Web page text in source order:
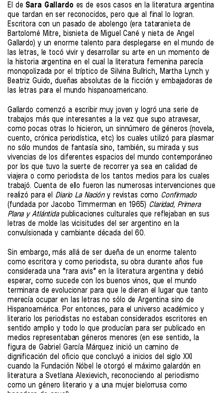
El de Sara Gallardo es de esos casos en la literatura argentina
que tardan en ser reconocidos, pero que al final lo logran.
Escritora con un pasado de abolengo (era tataranieta de
Bartolomé Mitre, bisnieta de Miguel Cané y nieta de Angel
Gallardo) y un enorme talento para desplegarse en el mundo de
las letras, le tocó vivir y desarrollar su arte en un momento de
la historia argentina en el cual la literatura femenina parecía
monopolizada por el tríptico de Silvina Bullrich, Martha Lynch y
Beatriz Guido, dueñas absolutas de la ficción y embajadoras de
las letras para el mundo hispanoamericano.
Gallardo comenzó a escribir muy joven y logró una serie de
trabajos más que interesantes a la vez que supo atravesar,
como pocas otras lo hicieron, un sinnúmero de géneros (novela,
cuento, crónica periodística, etc) los cuales utilizó para plasmar
no sólo mundos de fantasía sino, también, su mirada y sus
vivencias de los diferentes espacios del mundo contemporáneo
por los que tuvo la suerte de recorrer ya sea en calidad de
viajera o como periodista de los tantos medios para los cuales
trabajó. Cuenta de ello fueron las numerosas intervenciones que
realizó para el Diario La Nacióny revistas como Confirmado
(fundada por Jacobo Timmerman en 1965) Claridad, Primera
Plana y Atlántidapublicaciones culturales que reflejaban en sus
letras de molde las vicisitudes del ser argentino en la
convulsionada y cambiante década del 60.
Sin embargo, más allá de ser dueña de un enorme talento
como escritora y como periodista, su obra durante años fue
considerada una “rara avis” en la literatura argentina y debió
esperar, como sucede con los buenos vinos, que el mundo
terminara de evolucionar para que le dieran el lugar que tanto
merecía ocupar en las letras no sólo de Argentina sino de
Hispanoamérica. Por entonces, para el universo académico y
literario los periodistas no estaban considerados escritores en
sentido amplio y todo lo que producían para ser publicado en
medios representaban géneros menores (en ese sentido, la
figura de Gabriel García Márquez inició un camino de
dignificación del oficio que concluyó a inicios del siglo XXI
cuando la Fundación Nóbel le otorgó el máximo galardón en
literatura a Svetlana Alexievich, reconociendo al periodismo
como un género literario y a una mujer bielorrusa como